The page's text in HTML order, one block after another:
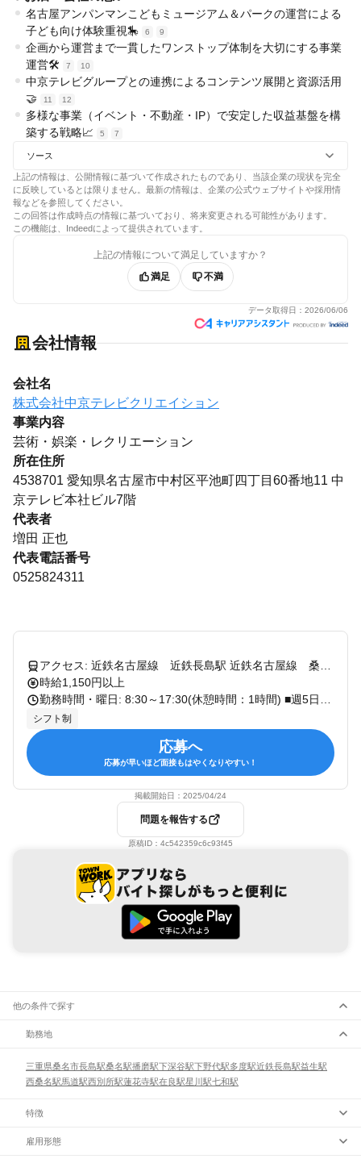
名古屋アンパンマンこどもミュージアム＆パークの運営による
子ども向け体験重視🎠
6 9
企画から運営まで一貫したワンストップ体制を大切にする事業
運営🛠️
7 10
中京テレビグループとの連携によるコンテンツ展開と資源活用
🤝
11 12
多様な事業（イベント・不動産・IP）で安定した収益基盤を構
築する戦略📈
5 7
ソース
上記の情報は、公開情報に基づいて作成されたものであり、当該企業の現状を完全
に反映しているとは限りません。最新の情報は、企業の公式ウェブサイトや採用情
報などを参照してください。
この回答は作成時点の情報に基づいており、将来変更される可能性があります。
この機能は、Indeedによって提供されています。
上記の情報について満足していますか？
満足
不満
データ取得日： 2026/06/06
会社情報
会社名
株式会社中京テレビクリエイション
事業内容
芸術・娯楽・レクリエーション
所在住所
4538701 愛知県名古屋市中村区平池町四丁目60番地11 中
京テレビ本社ビル7階
代表者
増田 正也
代表電話番号
0525824311
時給1,150円以上
シフト制
応募へ
応募が早いほど面接もはやくなりやすい！
掲載開始日： 2025/04/24
問題を報告する
原稿ID： 4c542359c6c93f45
他の条件で探す
勤務地
三重県桑名市長島駅桑名駅播磨駅下深谷駅下野代駅多度駅近鉄長島駅益生駅
西桑名駅馬道駅西別所駅蓮花寺駅在良駅星川駅七和駅
特徴
雇用形態